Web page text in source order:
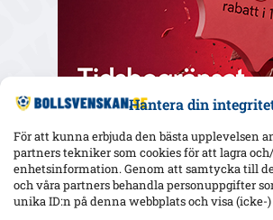
Hantera din
För att kunna erbjuda den bästa upplevelsen
partners tekniker som cookies för att lagra
enhetsinformation. Genom att samtycka till
och våra partners behandla personuppgifter
unika ID:n på denna webbplats och visa (icke-
Senaste